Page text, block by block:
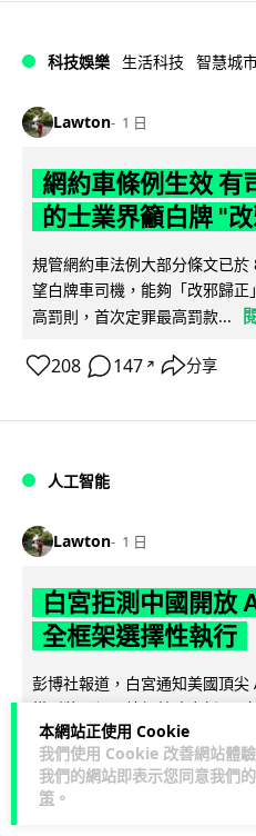
本網站正使用 Cookie
我們使用 Cookie 改善網站體
我們的網站即表示您同意我們的
策 。
科技娛樂 生活科技 智慧城
Lawton 1 日
網約車條例生效 有
的士業界籲白牌 "
規管網約車法例大部分條文已
望白牌車司機，能夠「改邪歸
高罰則，首次定罪最高罰款...
208 147 ↗ 分享
人工智能
Lawton 1 日
白宮拒測中國開放
全框架選擇性執行
彭博社報道，白宮通知美國頂尖
模型將不納入特朗普政府新 AI
則聯署呼籲政府不要限...
44 21↗ 分享